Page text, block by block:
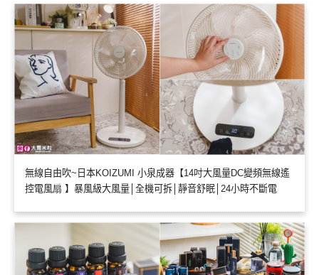
無線自由吹~日本KOIZUMI 小泉成器【14吋大風量DC變頻無線遙
控電風扇 】暴風級大風量│全機可拆│靜音舒眠│24小時不斷電